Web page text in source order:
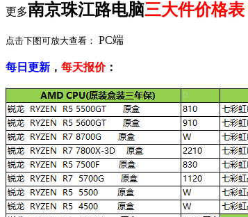
更多南京珠江路电脑三大件价格表
点击下图可放大查看： PC端
每日更新 ， 每天报价：